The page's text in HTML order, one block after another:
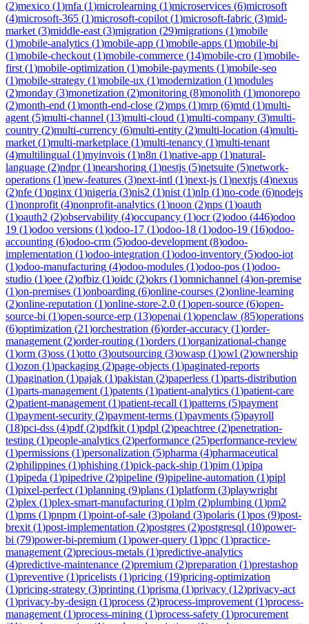
(2)mexico (1)mfa (1)microlearning (1)microservices (6)microsoft
(4)microsoft-365 (1)microsoft-copilot (1)microsoft-fabric (3)mid-
market (3)middle-east (3)migration (29)migrations (1)mobile
(1)mobile-analytics (1)mobile-app (1)mobile-apps (1)mobile-bi
(1)mobile-checkout (1)mobile-commerce (14)mobile-cro (1)mobile-
first (1)mobile-optimization (1)mobile-payments (1)mobile-seo
(1)mobile-strategy (1)mobile-ux (1)modernization (1)modules
(2)monday (3)monetization (2)monitoring (8)monolith (1)monorepo
(2)month-end (1)month-end-close (2)mps (1)mrp (6)mtd (1)multi-
agent (5)multi-channel (13)multi-cloud (1)multi-company (3)multi-
country (2)multi-currency (6)multi-entity (2)multi-location (4)multi-
market (1)multi-marketplace (1)multi-tenancy (1)multi-tenant
(4)multilingual (1)myinvois (1)n8n (1)native-app (1)natural-
language (2)ndpr(1)nearshoring (1)nestjs (5)netsuite (5)network-
operations (1)new-features (3)next-intl (1)next-js (1)nextjs (4)nexus
(2)nfe (1)nginx (1)nigeria (3)nis2 (1)nist (1)nlp (1)no-code (6)nodejs
(1)nonprofit (4)nonprofit-analytics (1)noon (2)nps (1)oauth
(1)oauth2 (2)observability (4)occupancy (1)ocr(2)odoo (446)odoo
19 (1)odoo versions (1)odoo-17 (1)odoo-18 (1)odoo-19 (16)odoo-
accounting (6)odoo-crm (5)odoo-development (8)odoo-
implementation (1)odoo-integration (1)odoo-inventory (5)odoo-iot
(1)odoo-manufacturing (4)odoo-modules (1)odoo-pos (1)odoo-
studio (1)oee (2)ofbiz (1)oidc (2)okrs (1)omnichannel (4)on-premise
(1)on-premises (1)onboarding (6)online-courses (2)online-learning
(2)online-reputation (1)online-store-2.0 (1)open-source (6)open-
source-bi (1)open-source-erp (13)openai (1)openclaw (85)operations
(6)optimization (21)orchestration (6)order-accuracy (1)order-
management (2)order-routing (1)orders (1)organizational-change
(1)orm (3)oss (1)otto (3)outsourcing (3)owasp (1)owl (2)ownership
(1)ozon (1)packaging (2)page-objects (1)paginated-reports
(1)pagination (1)pajak (1)pakistan (2)paperless (1)parts-distribution
(1)parts-management (1)patents (1)patient-analytics (1)patient-care
(2)patient-management (1)patient-recall (1)patterns (5)payment
(1)payment-security (2)payment-terms (1)payments (5)payroll
(18)pci-dss (4)pdf(2)pdfkit (1)pdpl (2)peachtree (2)penetration-
testing (1)people-analytics (2)performance (25)performance-review
(1)permissions (1)personalization (5)pharma (4)pharmaceutical
(2)philippines (1)phishing (1)pick-pack-ship (1)pim (1)pipa
(1)pipeda (1)pipedrive (2)pipeline (9)pipeline-automation (1)pipl
(1)pixel-perfect (1)planning (9)plans (1)platform (3)playwright
(2)plex (1)plex-smart-manufacturing (1)plm (2)plumbing (1)pm2
(1)pms (1)pnpm (1)point-of-sale (3)poland (3)polaris (1)pos (9)post-
brexit (1)post-implementation (2)postgres (2)postgresql (10)power-
bi (79)power-bi-premium (1)power-query (1)ppc (1)practice-
management (2)precious-metals (1)predictive-analytics
(4)predictive-maintenance (2)premium (2)preparation (1)prestashop
(1)preventive (1)pricelists (1)pricing (19)pricing-optimization
(1)pricing-strategy (3)printing (1)prisma (1)privacy (12)privacy-act
(1)privacy-by-design (1)process (2)process-improvement (1)process-
management (1)process-mining (1)process-safety (1)procurement